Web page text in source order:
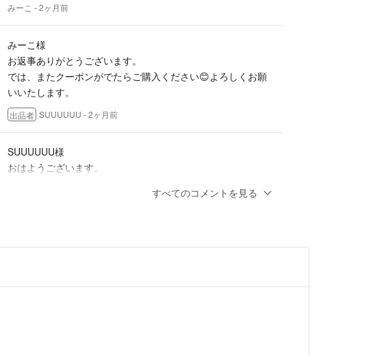
☆お値下げ交渉は良識の範囲内でお願いします
。⁂⁂希望金額を記載してください⁂⁂
出品したばかりだったり、何度かお値下げをしている場合、大幅なお
値下げにはお応えできないこともあります。ご了承ください。
ご容赦くださいませ。
気になる点は購入前に遠慮なくご質問ください。
なかなかうごきがないものは
みーこ - 2ヶ月前
みーこ様
お返事ありがとうございます。
では、またクーポンがでたらご購入ください😊よろしくお願
いいたします。
出品者 SUUUUUU - 2ヶ月前
SUUUUUU様
おはようございます。
おはようございます。
すべてのコメントを見る